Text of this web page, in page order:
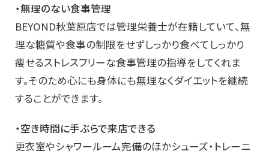
・無理のない食事管理
BEYOND秋葉原店では管理栄養士が在籍していて、無
理な糖質や食事の制限をせずしっかり食べてしっかり
痩せるストレスフリーな食事管理の指導をしてくれま
す。そのため心にも身体にも無理なくダイエットを継続
することができます。
・空き時間に手ぶらで来店できる
更衣室やシャワールーム完備のほかシューズ・トレーニ